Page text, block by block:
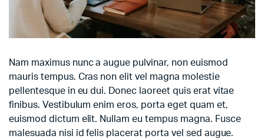
Nam maximus nunc a augue pulvinar, non euismod
mauris tempus. Cras non elit vel magna molestie
pellentesque in eu dui. Donec laoreet quis erat vitae
finibus. Vestibulum enim eros, porta eget quam et,
euismod dictum elit. Nullam eu tempus magna. Fusce
malesuada nisi id felis placerat porta vel sed augue.